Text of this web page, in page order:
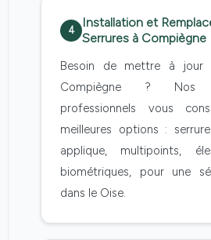
4
Installation et
Serrures à Compiègne
Besoin de mettre à jour
Compiègne ? Nos
professionnels vous
meilleures options :
applique, multipoints,
biométriques, pour une
dans le Oise.